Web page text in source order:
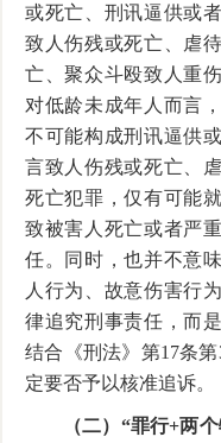
或死亡、刑讯逼供或
致人伤残或死亡、虐
亡、聚众斗殴致人重
对低龄未成年人而言
不可能构成刑讯逼供
言致人伤残或死亡、
死亡犯罪，仅有可能
致被害人死亡或者严
任。同时，也并不意
人行为、故意伤害行
律追究刑事责任，而
结合《刑法》第17条
定要否予以核准追诉。
（二）“罪行+两